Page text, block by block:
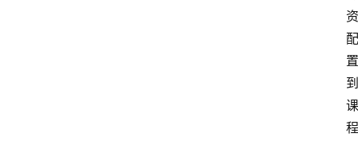
资
配
置
到
课
程